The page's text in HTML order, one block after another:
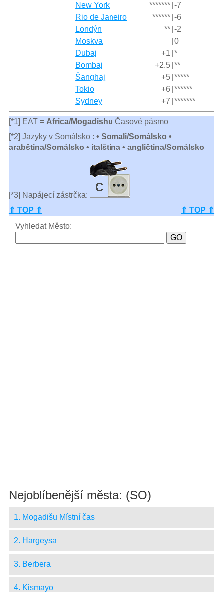
New York
******* -7
Rio de Janeiro
****** -6
Londýn
** -2
Moskva
0
Dubaj
+1 *
Bombaj
+2.5 **
Šanghaj
+5 *****
Tokio
+6 ******
Sydney
+7 *******
[*1] EAT = Africa/Mogadishu Časové pásmo
[*2] Jazyky v Somálsko : • Somali/Somálsko •
arabština/Somálsko • italština • angličtina/Somálsko
[*3] Napájecí zástrčka:
⇑ TOP ⇑
⇑ TOP ⇑
Vyhledat Město:
Nejoblíbenější města: (SO)
1. Mogadišu Místní čas
2. Hargeysa
3. Berbera
4. Kismayo